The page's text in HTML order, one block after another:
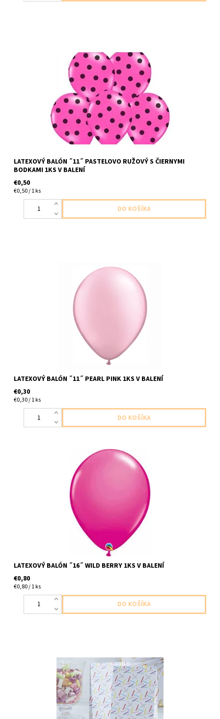
latexovy balon pastel ruzovy s ciernymi bodkami 1ks v baleni
velkost cca 30cm dodavame nenafukany
LATEXOVÝ BALÓN ˝11˝ PASTELOVO RUŽOVÝ S ČIERNYMI
BODKAMI 1KS V BALENÍ
€0,50
€0,50 / 1 ks
latexivy balon perletova ruzova 1ks v baleni velkost 28cm
dodavame nenafukany
LATEXOVÝ BALÓN ˝11˝ PEARL PINK 1KS V BALENÍ
€0,30
€0,30 / 1 ks
latexovy balon divoka malina 1ks v baleni veľkost 40cm
dodavame nenafukane
LATEXOVÝ BALÓN ˝16˝ WILD BERRY 1KS V BALENÍ
€0,80
€0,80 / 1 ks
papierové krabičky/sačky na dorbnosti 8ks v balení velkost